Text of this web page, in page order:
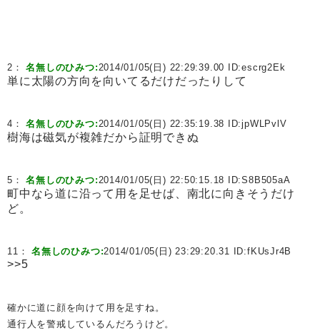
2：名無しのひみつ:2014/01/05(日) 22:29:39.00 ID:escrg2Ek
単に太陽の方向を向いてるだけだったりして
4：名無しのひみつ:2014/01/05(日) 22:35:19.38 ID:jpWLPvlV
樹海は磁気が複雑だから証明できぬ
5：名無しのひみつ:2014/01/05(日) 22:50:15.18 ID:S8B505aA
町中なら道に沿って用を足せば、南北に向きそうだけ
ど。
11：名無しのひみつ:2014/01/05(日) 23:29:20.31 ID:fKUsJr4B
>>5
確かに道に顔を向けて用を足すね。
通行人を警戒しているんだろうけど。